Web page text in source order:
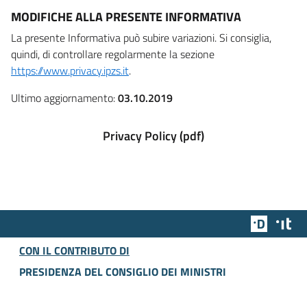
MODIFICHE ALLA PRESENTE INFORMATIVA
La presente Informativa può subire variazioni. Si consiglia,
quindi, di controllare regolarmente la sezione
https://www.privacy.ipzs.it.
Ultimo aggiornamento:03.10.2019
Privacy Policy (pdf)
Team
CON IL CONTRIBUTO DI
PRESIDENZA DEL CONSIGLIO DEI MINISTRI